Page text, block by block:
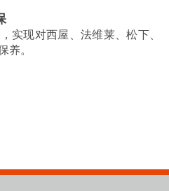
实现对西屋、法维莱、松下、
养。